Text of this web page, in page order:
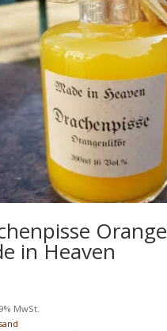
in Heaven
MwSt.